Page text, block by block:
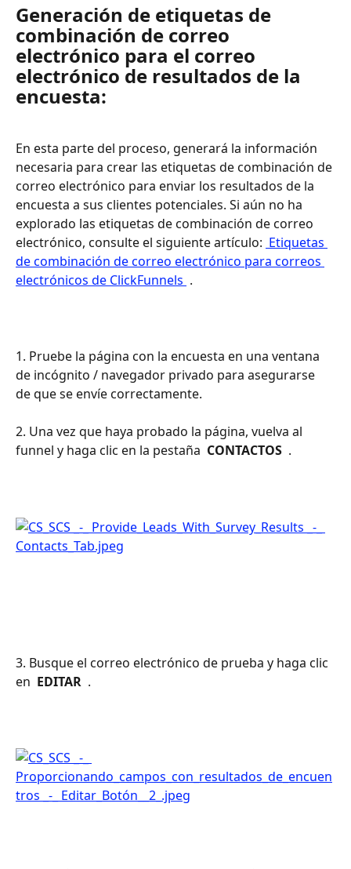
Generación de etiquetas de
combinación de correo
electrónico para el correo
electrónico de resultados de la
encuesta:
En esta parte del proceso, generará la información
necesaria para crear las etiquetas de combinación de
correo electrónico para enviar los resultados de la
encuesta a sus clientes potenciales. Si aún no ha
explorado las etiquetas de combinación de correo
electrónico, consulte el siguiente artículo: Etiquetas
de combinación de correo electrónico para correos
electrónicos de ClickFunnels .
1. Pruebe la página con la encuesta en una ventana
de incógnito / navegador privado para asegurarse
de que se envíe correctamente.
2. Una vez que haya probado la página, vuelva al
funnel y haga clic en la pestaña CONTACTOS .
3. Busque el correo electrónico de prueba y haga clic
en EDITAR .